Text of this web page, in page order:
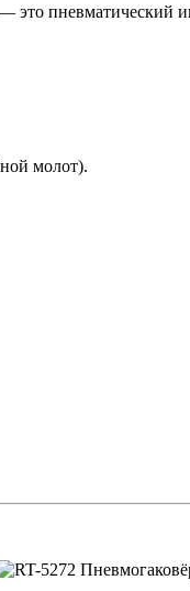
это пневматический
молот).